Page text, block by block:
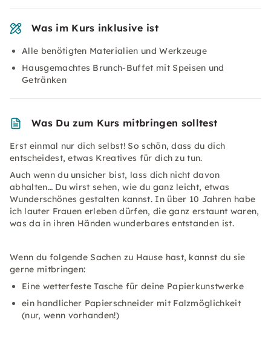
Was im Kurs inklusive ist
Alle benötigten Materialien und Werkzeuge
Hausgemachtes Brunch-Buffet mit Speisen und
Getränken
Was Du zum Kurs mitbringen solltest
Erst einmal nur dich selbst! So schön, dass du dich
entscheidest, etwas Kreatives für dich zu tun.
Auch wenn du unsicher bist, lass dich nicht davon
abhalten… Du wirst sehen, wie du ganz leicht, etwas
Wunderschönes gestalten kannst. In über 10 Jahren habe
ich lauter Frauen erleben dürfen, die ganz erstaunt waren,
was da in ihren Händen wunderbares entstanden ist.
Wenn du folgende Sachen zu Hause hast, kannst du sie
gerne mitbringen:
Eine wetterfeste Tasche für deine Papierkunstwerke
ein handlicher Papierschneider mit Falzmöglichkeit
(nur, wenn vorhanden!)